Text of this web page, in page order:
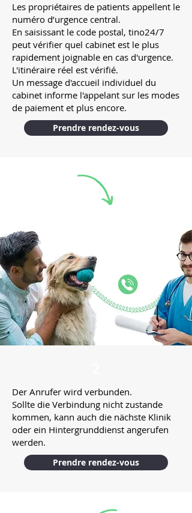
Les propriétaires de patients appellent le
numéro d’urgence central.
En saisissant le code postal, tino24/7
peut vérifier quel cabinet est le plus
rapidement joignable en cas d'urgence.
L'itinéraire réel est vérifié.
Un message d'accueil individuel du
cabinet informe l'appelant sur les modes
de paiement et plus encore.
Prendre rendez-vous
Der Anrufer wird verbunden.
Sollte die Verbindung nicht zustande
kommen, kann auch die nächste Klinik
oder ein Hintergrunddienst angerufen
werden.
Prendre rendez-vous